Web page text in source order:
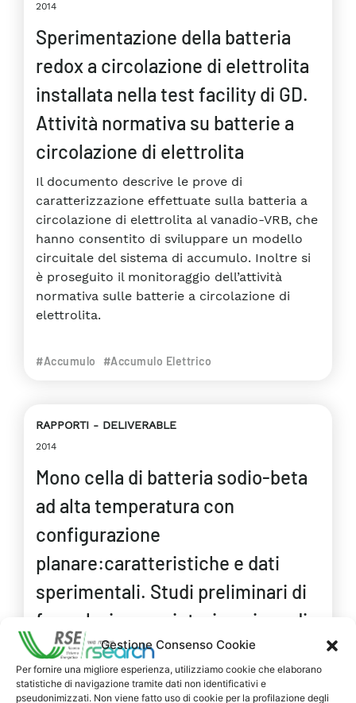
Gestione Consenso Cookie
Per fornire una migliore esperienza, utilizziamo cookie che elaborano
statistiche di navigazione tramite dati non identificativi e
pseudonimizzati. Non viene fatto uso di cookie per la profilazione degli
2014
Sperimentazione della batteria
redox a circolazione di elettrolita
installata nella test facility di GD.
Attività normativa su batterie a
circolazione di elettrolita
Il documento descrive le prove di
caratterizzazione effettuate sulla batteria a
circolazione di elettrolita al vanadio-VRB, che
hanno consentito di sviluppare un modello
circuitale del sistema di accumulo. Inoltre si
è proseguito il monitoraggio dell’attività
normativa sulle batterie a circolazione di
elettrolita.
#Accumulo #Accumulo Elettrico
RAPPORTI DELIVERABLE
2014
Mono cella di batteria sodio-beta
ad alta temperatura con
configurazione
planare:caratteristiche e dati
sperimentali. Studi preliminari di
formulazione e sinterizzazione di
β” allumina
Il documento riporta i risultati delle attività
sperimentali per la definizione della migliore